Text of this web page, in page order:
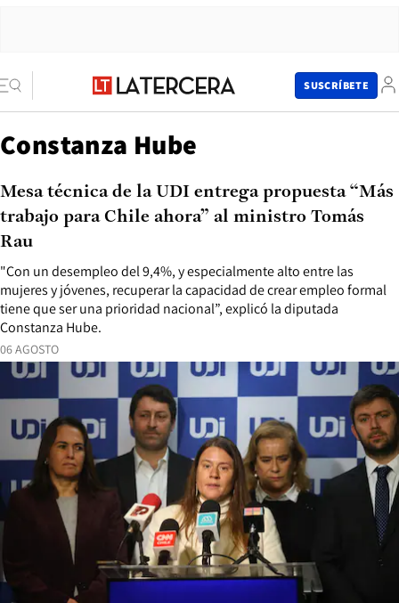
SUSCRÍBETE
Constanza Hube
06 AGOSTO
"Con un desempleo del 9,4%, y especialmente alto entre las
mujeres y jóvenes, recuperar la capacidad de crear empleo formal
tiene que ser una prioridad nacional”, explicó la diputada
Constanza Hube.
Mesa técnica de la UDI entrega propuesta “Más
trabajo para Chile ahora” al ministro Tomás
Rau